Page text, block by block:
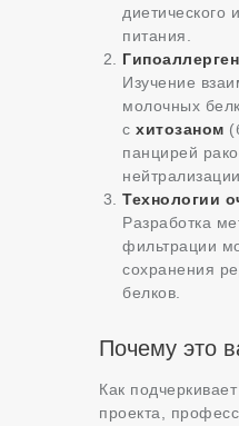
диетического
питания.
Изучение
молочных
с хитозаном
панцирей
Технологии
Разработка
фильтрации
сохранения
белков.
Почему это
Как
проекта,